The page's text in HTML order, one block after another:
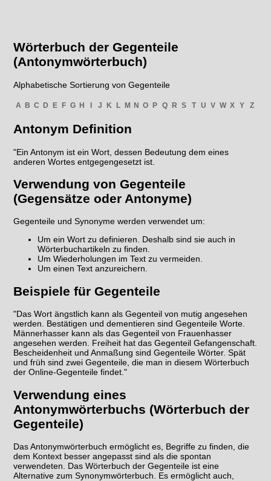
Wörterbuch der Gegenteile
(Antonymwörterbuch)
Alphabetische Sortierung von Gegenteile
A B C D E F G H I J K L M N O P Q R S T U V W X Y Z
Antonym Definition
"Ein Antonym ist ein Wort, dessen Bedeutung dem eines
anderen Wortes entgegengesetzt ist.
Verwendung von Gegenteile
(Gegensätze oder Antonyme)
Gegenteile und Synonyme werden verwendet um:
Um ein Wort zu definieren. Deshalb sind sie auch in
Wörterbuchartikeln zu finden.
Um Wiederholungen im Text zu vermeiden.
Um einen Text anzureichern.
Beispiele für Gegenteile
"Das Wort ängstlich kann als Gegenteil von mutig angesehen
werden. Bestätigen und dementieren sind Gegenteile Worte.
Männerhasser kann als das Gegenteil von Frauenhasser
angesehen werden. Freiheit hat das Gegenteil Gefangenschaft.
Bescheidenheit und Anmaßung sind Gegenteile Wörter. Spät
und früh sind zwei Gegenteile, die man in diesem Wörterbuch
der Online-Gegenteile findet."
Verwendung eines
Antonymwörterbuchs (Wörterbuch der
Gegenteile)
Das Antonymwörterbuch ermöglicht es, Begriffe zu finden, die
dem Kontext besser angepasst sind als die spontan
verwendeten. Das Wörterbuch der Gegenteile ist eine
Alternative zum Synonymwörterbuch. Es ermöglicht auch,